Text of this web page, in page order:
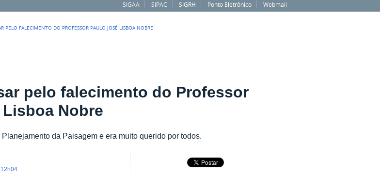
SIGAA SIPAC SIGRH Ponto Eletrônico Webmail
PELO FALECIMENTO DO PROFESSOR PAULO JOSÉ LISBOA NOBRE
pelo falecimento do Professor
Nobre
da Paisagem e era muito querido por todos.